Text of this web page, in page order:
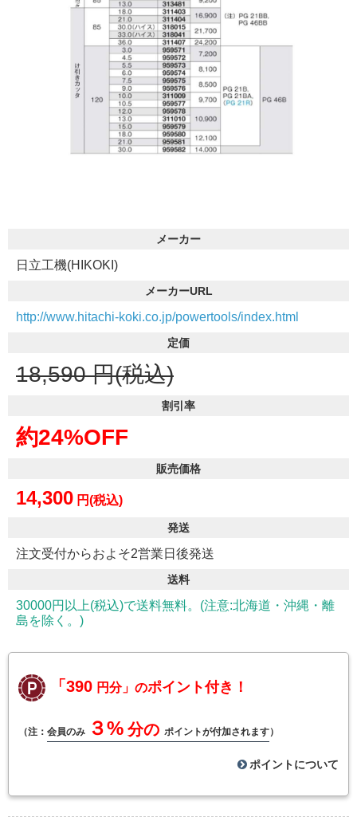
メーカー
日立工機(HIKOKI)
メーカーURL
http://www.hitachi-koki.co.jp/powertools/index.html
定価
18,590 円(税込)
割引率
約24%OFF
販売価格
14,300 円(税込)
発送
注文受付からおよそ2営業日後発送
送料
30000円以上(税込)で送料無料。(注意:北海道・沖縄・離
島を除く。)
「390 円分」のポイント付き！
（注： 会員のみ ３% 分の ポイントが付加されます）
ポイントについて